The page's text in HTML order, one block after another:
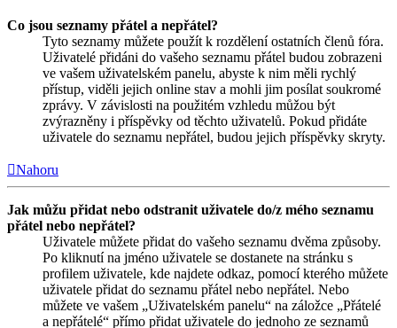
Co jsou seznamy přátel a nepřátel?
Tyto seznamy můžete použít k rozdělení ostatních členů fóra.
Uživatelé přidáni do vašeho seznamu přátel budou zobrazeni
ve vašem uživatelském panelu, abyste k nim měli rychlý
přístup, viděli jejich online stav a mohli jim posílat soukromé
zprávy. V závislosti na použitém vzhledu můžou být
zvýrazněny i příspěvky od těchto uživatelů. Pokud přidáte
uživatele do seznamu nepřátel, budou jejich příspěvky skryty.
Nahoru
Jak můžu přidat nebo odstranit uživatele do/z mého seznamu
přátel nebo nepřátel?
Uživatele můžete přidat do vašeho seznamu dvěma způsoby.
Po kliknutí na jméno uživatele se dostanete na stránku s
profilem uživatele, kde najdete odkaz, pomocí kterého můžete
uživatele přidat do seznamu přátel nebo nepřátel. Nebo
můžete ve vašem „Uživatelském panelu“ na záložce „Přátelé
a nepřátelé“ přímo přidat uživatele do jednoho ze seznamů